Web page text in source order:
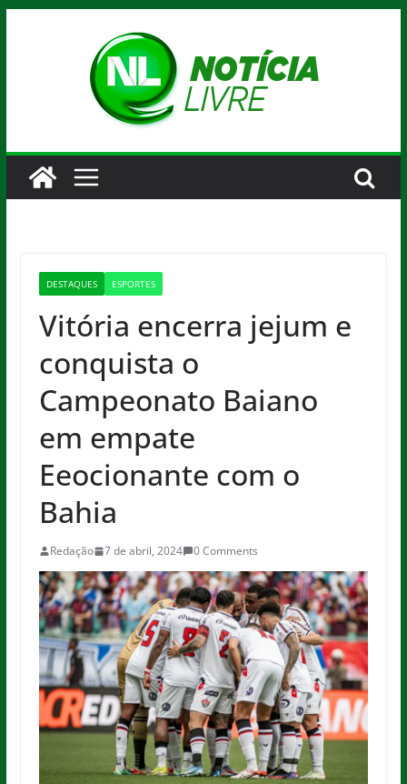
DESTAQUES ESPORTES
Vitória encerra jejum e
conquista o
Campeonato Baiano
em empate
Eeocionante com o
Bahia
Redação 7 de abril, 2024 0 Comments